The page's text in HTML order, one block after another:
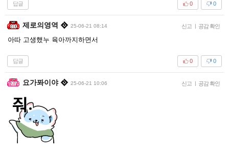
답글 0
0
제로의영역 25-06-21 08:14 신고 | 공감 확인
아따 고생했누 육아까지하면서
답글 0
0
요가퐈이야 25-06-21 10:06 신고 | 공감 확인